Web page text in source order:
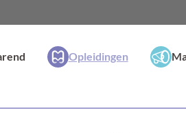
Opleidingen